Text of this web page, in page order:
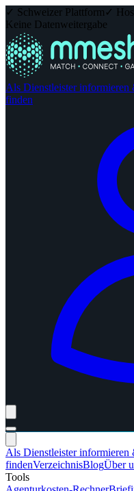
✓ Schweizer Plattform ✓
Keine Datenweitergabe
Als Dienstleister informieren
finden
Als Dienstleister informieren
findenVerzeichnisBlogÜber
Tools